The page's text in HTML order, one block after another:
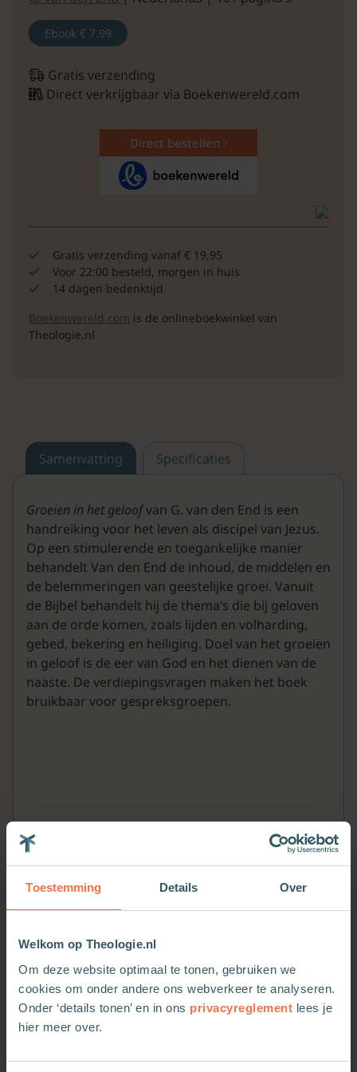
Toestemming Details Over
Welkom op Theologie.nl
Om deze website optimaal te tonen, gebruiken we
cookies om onder andere ons webverkeer te analyseren.
Onder ‘details tonen’ en in ons privacyreglement lees je
hier meer over.
Ebook € 7.99
Gratis verzending
Direct verkrijgbaar via Boekenwereld.com
Direct bestellen
Gratis verzending vanaf € 19,95
Voor 22:00 besteld, morgen in huis
14 dagen bedenktijd
Boekenwereld.com is de onlineboekwinkel van
Theologie.nl
Samenvatting Specificaties
Groeien in het geloofvan G. van den End is een
handreiking voor het leven als discipel van Jezus.
Op een stimulerende en toegankelijke manier
behandelt Van den End de inhoud, de middelen en
de belemmeringen van geestelijke groei. Vanuit
de Bijbel behandelt hij de thema’s die bij geloven
aan de orde komen, zoals lijden en volharding,
gebed, bekering en heiliging. Doel van het groeien
in geloof is de eer van God en het dienen van de
naaste. De verdiepingsvragen maken het boek
bruikbaar voor gespreksgroepen.
Meer van deze auteur